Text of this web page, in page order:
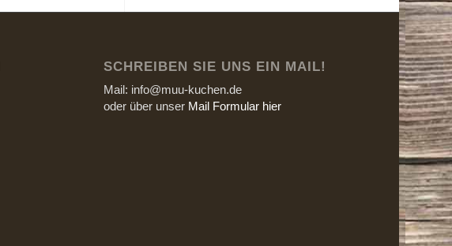
SCHREIBEN SIE UNS EIN MAIL!
Mail: info@muu-kuchen.de
oder über unser Mail Formular hier